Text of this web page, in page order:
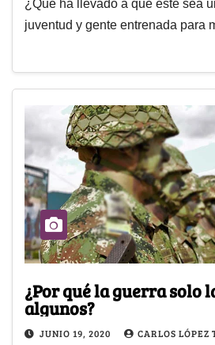
¿Qué ha llevado a que este sea
juventud y gente entrenada para
¿Por qué la guerra solo
algunos?
JUNIO 19, 2020 CARLOS LÓPEZ